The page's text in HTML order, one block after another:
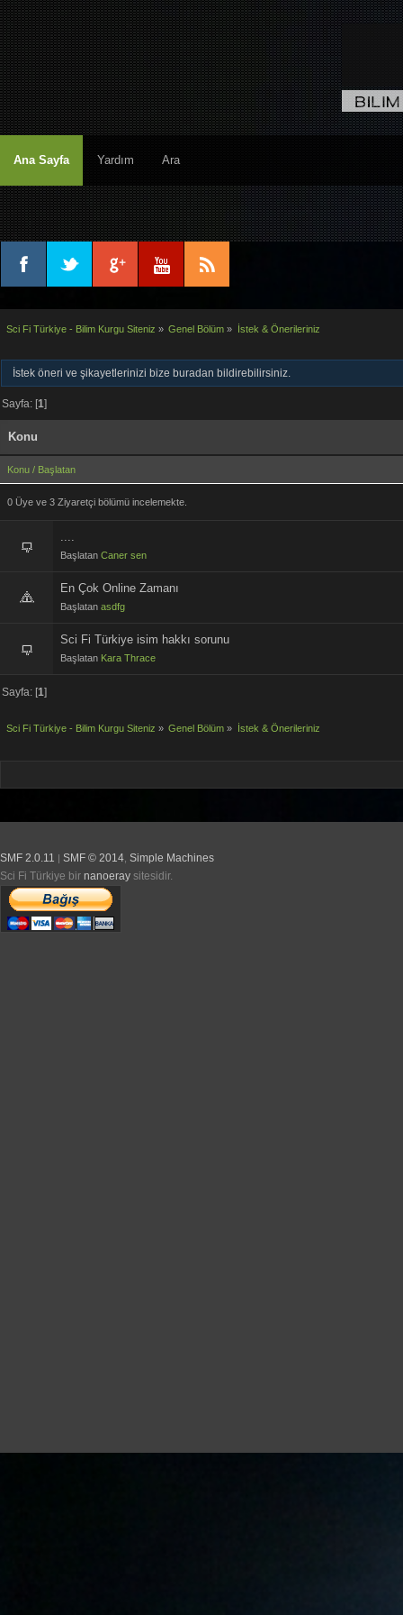
Ana Sayfa Yardım Ara
Sci Fi Türkiye - Bilim Kurgu Siteniz » Genel Bölüm » İstek & Önerileriniz
İstek öneri ve şikayetlerinizi bize buradan bildirebilirsiniz.
Sayfa: [1]
Konu
Konu / Başlatan
0 Üye ve 3 Ziyaretçi bölümü incelemekte.
Başlatan Caner sen
En Çok Online Zamanı
Başlatan asdfg
Sci Fi Türkiye isim hakkı sorunu
Başlatan Kara Thrace
Sayfa: [1]
Sci Fi Türkiye - Bilim Kurgu Siteniz » Genel Bölüm » İstek & Önerileriniz
SMF 2.0.11 SMF © 2014, Simple Machines
Sci Fi Türkiye bir nanoeray sitesidir.